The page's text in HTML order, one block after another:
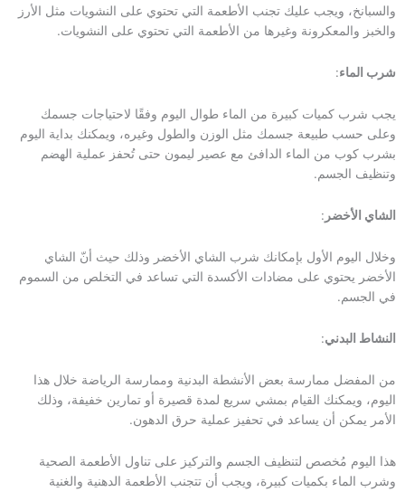
والسبانخ، ويجب عليك تجنب الأطعمة التي تحتوي على النشويات مثل الأرز
والخبز والمعكرونة وغيرها من الأطعمة التي تحتوي على النشويات.
شرب الماء:
يجب شرب كميات كبيرة من الماء طوال اليوم وفقًا لاحتياجات جسمك
وعلى حسب طبيعة جسمك مثل الوزن والطول وغيره، ويمكنك بداية اليوم
بشرب كوب من الماء الدافئ مع عصير ليمون حتى تُحفز عملية الهضم
وتنظيف الجسم.
الشاي الأخضر :
وخلال اليوم الأول بإمكانك شرب الشاي الأخضر وذلك حيث أنّ الشاي
الأخضر يحتوي على مضادات الأكسدة التي تساعد في التخلص من السموم
في الجسم.
النشاط البدني:
من المفضل ممارسة بعض الأنشطة البدنية وممارسة الرياضة خلال هذا
اليوم، ويمكنك القيام بمشي سريع لمدة قصيرة أو تمارين خفيفة، وذلك
الأمر يمكن أن يساعد في تحفيز عملية حرق الدهون.
هذا اليوم مُخصص لتنظيف الجسم والتركيز على تناول الأطعمة الصحية
وشرب الماء بكميات كبيرة، ويجب أن تتجنب الأطعمة الدهنية والغنية